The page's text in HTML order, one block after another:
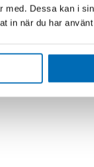
Dessa kan i
in när du har